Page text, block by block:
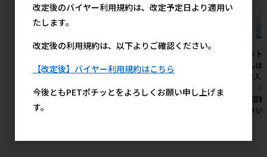
イフベッド SSサイズ ピンク
［ジェックス(直送：小動物・
観賞魚)］メダカ元気 プロバイ
オフードクリア 130g ※メーカ
ー直送となります。※発注単
位・最低ご購入金額にご注意下
［ペッ
おさん
110枚
のみ）
数量(混
意下さ
改定後のバイヤー利用規約は、改定予定日より適用い
たします。
改定後の利用規約は、以下よりご確認ください。
【改定後】バイヤー利用規約はこちら
今後ともPETポチッとをよろしくお願い申し上げま
す。